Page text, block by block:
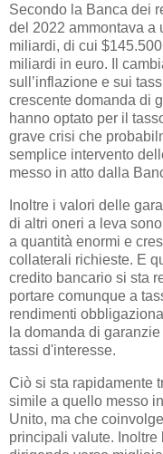
Secondo la Banca dei
del 2022 ammontava a
miliardi, di cui
miliardi in euro. Il
sull’inflazione e sui
crescente domanda di
hanno optato per il
grave crisi che
semplice intervento
messo in atto dalla
Inoltre i valori delle
di altri oneri a leva
a quantità enormi e
collaterali richieste. E
credito bancario si sta
portare comunque a
rendimenti
la domanda di
tassi d'interesse.
Ciò si sta rapidamente
simile a quello messo
Unito, ma che
principali valute.